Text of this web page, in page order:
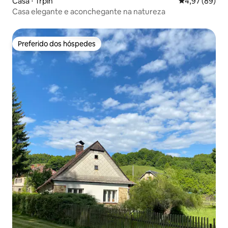
Casa elegante e aconchegante na natureza
Preferido dos hóspedes
Preferido dos hóspedes